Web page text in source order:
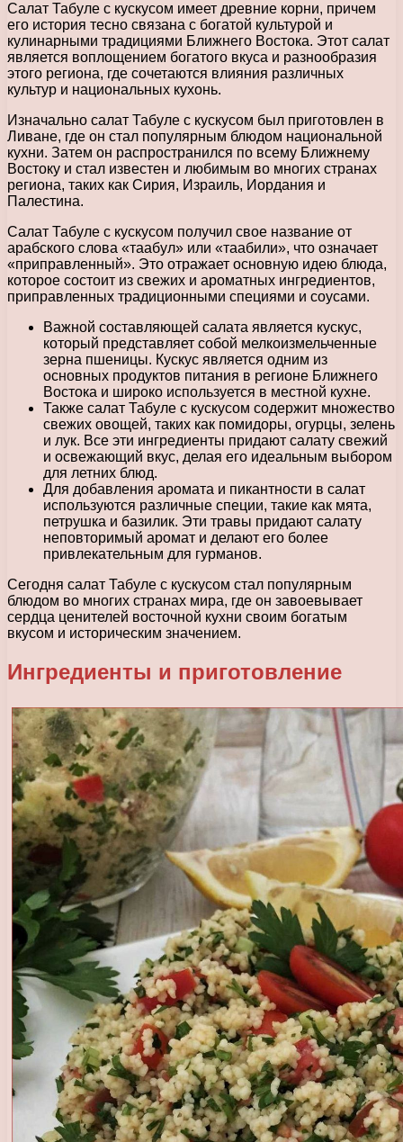
Салат Табуле с кускусом имеет древние корни, причем
его история тесно связана с богатой культурой и
кулинарными традициями Ближнего Востока. Этот салат
является воплощением богатого вкуса и разнообразия
этого региона, где сочетаются влияния различных
культур и национальных кухонь.
Изначально салат Табуле с кускусом был приготовлен в
Ливане, где он стал популярным блюдом национальной
кухни. Затем он распространился по всему Ближнему
Востоку и стал известен и любимым во многих странах
региона, таких как Сирия, Израиль, Иордания и
Палестина.
Салат Табуле с кускусом получил свое название от
арабского слова «таабул» или «таабили», что означает
«приправленный». Это отражает основную идею блюда,
которое состоит из свежих и ароматных ингредиентов,
приправленных традиционными специями и соусами.
Важной составляющей салата является кускус,
который представляет собой мелкоизмельченные
зерна пшеницы. Кускус является одним из
основных продуктов питания в регионе Ближнего
Востока и широко используется в местной кухне.
Также салат Табуле с кускусом содержит множество
свежих овощей, таких как помидоры, огурцы, зелень
и лук. Все эти ингредиенты придают салату свежий
и освежающий вкус, делая его идеальным выбором
для летних блюд.
Для добавления аромата и пикантности в салат
используются различные специи, такие как мята,
петрушка и базилик. Эти травы придают салату
неповторимый аромат и делают его более
привлекательным для гурманов.
Сегодня салат Табуле с кускусом стал популярным
блюдом во многих странах мира, где он завоевывает
сердца ценителей восточной кухни своим богатым
вкусом и историческим значением.
Ингредиенты и приготовление